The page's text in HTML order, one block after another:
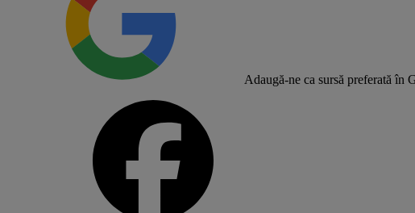
Adaugă-ne ca sursă preferată în